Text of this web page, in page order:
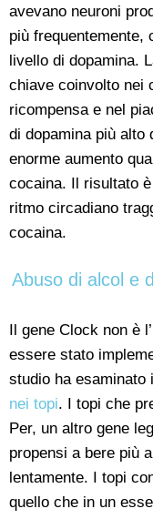
avevano neuroni
più frequentemente,
livello di dopamina.
chiave coinvolto nei
ricompensa e nel
di dopamina più alto
enorme aumento
cocaina. Il risultato
ritmo circadiano
cocaina.
Abuso di alcol e
Il gene Clock non è
essere stato
studio ha esaminato
nei topi. I topi che
Per, un altro gene
propensi a bere più
lentamente. I topi
quello che in un